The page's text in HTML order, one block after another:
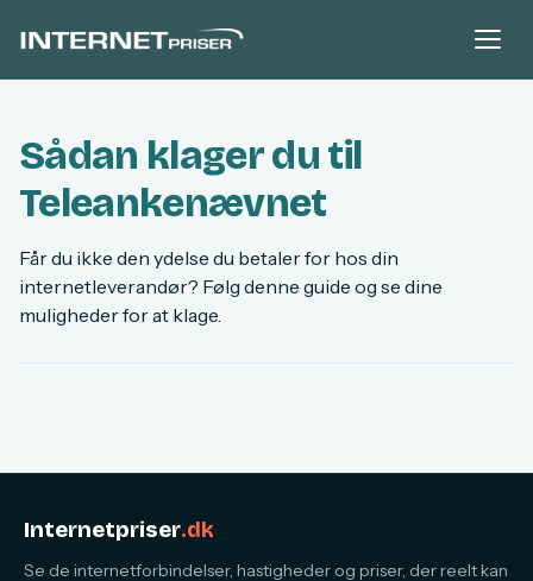
Sådan klager du til
Teleankenævnet
Får du ikke den ydelse du betaler for hos din
internetleverandør? Følg denne guide og se dine
muligheder for at klage.
Internetpriser.dk
Se de internetforbindelser, hastigheder og priser, der reelt kan